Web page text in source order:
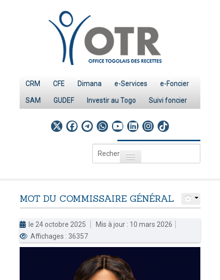
CRM CFE Dimana e-Services e-Foncier
SAM GUDEF Investir au Togo Suivi foncier
Rechercher
Toggle navigation
IMPÔTS
DOUANES
CADASTRE &
MOT DU COMMISSAIRE GÉNÉRAL
le 24 octobre 2025
Mis à jour : 10 mars 2026
Affichages : 36357